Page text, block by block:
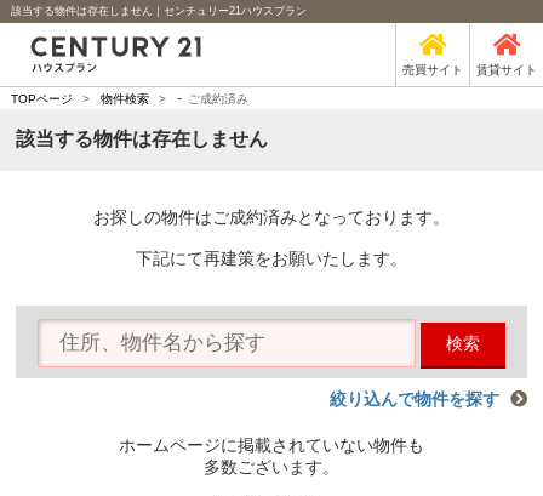
該当する物件は存在しません｜センチュリー21ハウスプラン
売買サイト 賃貸サイト
TOPページ > 物件検索 > - ご成約済み
該当する物件は存在しません
お探しの物件はご成約済みとなっております。
下記にて再建策をお願いたします。
検索
絞り込んで物件を探す
ホームページに掲載されていない物件も
多数ございます。